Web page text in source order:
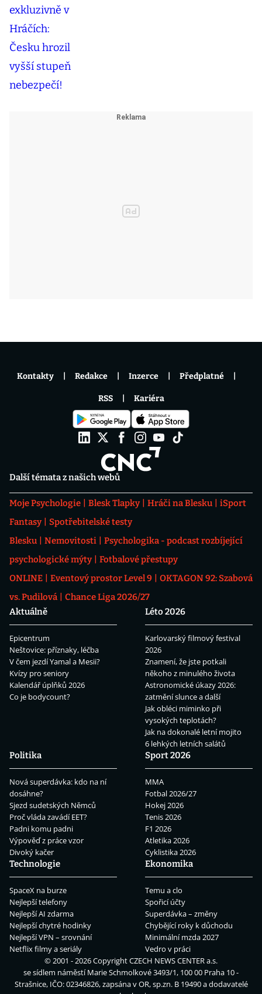
Další témata z našich webů
Moje Psychologie Blesk Tlapky Hráči na Blesku
iSport
Fantasy
Spotřebitelské testy
Blesku
Nemovitosti
Psychologika - podcast rozbíjející
psychologické mýty
Fotbalové přestupy
ONLINE
Eventový prostor Level 9
OKTAGON 92: Szabová
vs. Pudilová
Chance Liga 2026/27
Aktuálně
Epicentrum
Neštovice: příznaky, léčba
V čem jezdí Yamal a Mesii?
Kvízy pro seniory
Kalendář úplňků 2026
Co je bodycount?
Léto 2026
Karlovarský filmový festival
2026
Znamení, že jste potkali
někoho z minulého života
Astronomické úkazy 2026:
zatmění slunce a další
Jak obléci miminko při
vysokých teplotách?
Jak na dokonalé letní mojito
6 lehkých letních salátů
Politika
Nová superdávka: kdo na ní
dosáhne?
Sjezd sudetských Němců
Proč vláda zavádí EET?
Padni komu padni
Výpověď z práce vzor
Divoký kačer
Sport 2026
MMA
Fotbal 2026/27
Hokej 2026
Tenis 2026
F1 2026
Atletika 2026
Cyklistika 2026
Technologie
SpaceX na burze
Nejlepší telefony
Nejlepší AI zdarma
Nejlepší chytré hodinky
Nejlepší VPN – srovnání
Netflix filmy a seriály
Ekonomika
Temu a clo
Spořicí účty
Superdávka – změny
Chybějící roky k důchodu
Minimální mzda 2027
Vedro v práci
Kontakty Redakce Inzerce Předplatné
RSS Kariéra
© 2001 - 2026 CopyrightCZECH NEWS CENTER a.s.
se sídlem náměstí Marie Schmolkové 3493/1, 100 00 Praha 10 -
Strašnice, IČO: 02346826, zapsána v OR, sp.zn. B 19490 a dodavatelé